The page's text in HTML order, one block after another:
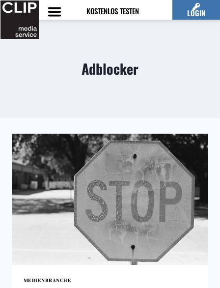
Zum
Inhalt
springen
KOSTENLOS TESTEN LOGIN
Adblocker
MEDIENBRANCHE